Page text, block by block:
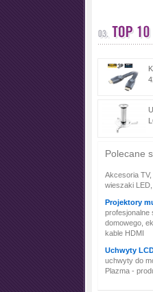
Polecane
Akcesoria
wieszaki
Projektory
profesjonalne
domowego,
kable HDMI
Uchwyty
uchwyty do
Plazma -